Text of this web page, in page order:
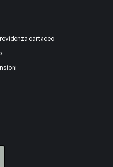
cartaceo